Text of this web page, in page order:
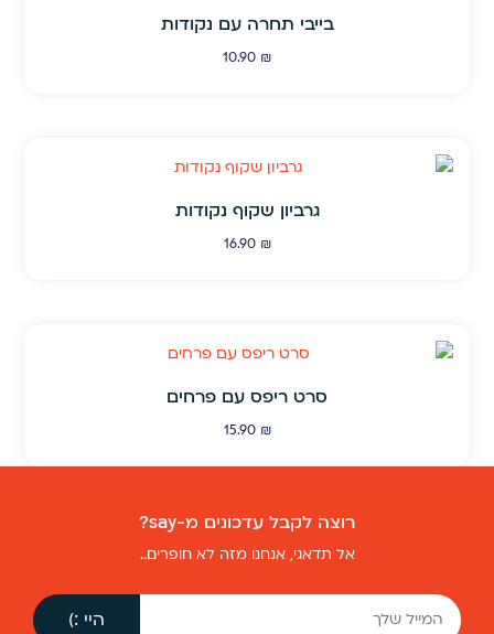
בייבי תחרה עם נקודות
10.90 ₪
גרביון שקוף נקודות
16.90 ₪
סרט ריפס עם פרחים
15.90 ₪
רוצה לקבל עדכונים מ-say?
אל תדאגי, אנחנו מזה לא חופרים..
היי :)